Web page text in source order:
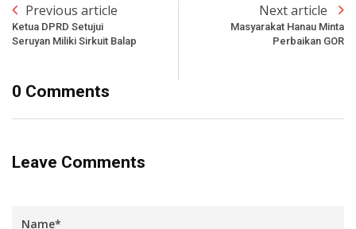
Previous article
Ketua DPRD Setujui
Seruyan Miliki Sirkuit Balap
Next article
Masyarakat Hanau Minta
Perbaikan GOR
0 Comments
Leave Comments